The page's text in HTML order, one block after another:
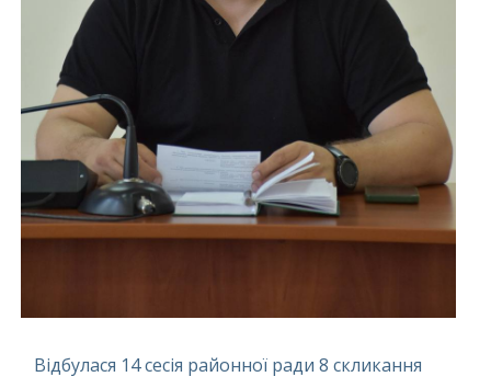
Відбулася 14 сесія районної ради 8 скликання